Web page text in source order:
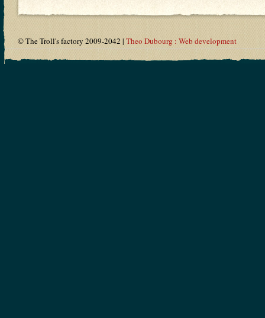
© The Troll's factory 2009-2042 | Theo Dubourg : Web development